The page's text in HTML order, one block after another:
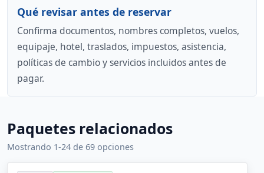
Qué revisar antes de reservar
Confirma documentos, nombres completos, vuelos,
equipaje, hotel, traslados, impuestos, asistencia,
políticas de cambio y servicios incluidos antes de
pagar.
Paquetes relacionados
Mostrando 1-24 de 69 opciones